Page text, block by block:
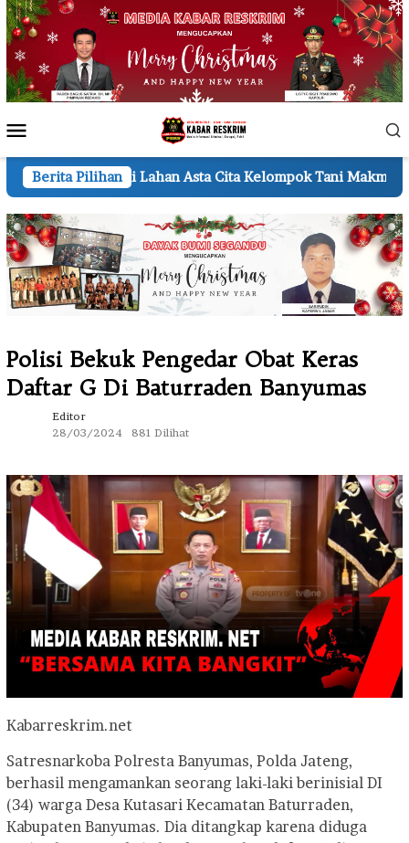
Loncat
ke
konten
Mobile
Berita Pilihan
Asta Cita Kelompok Tani Makmur Jaya Bersama
Polisi Bekuk Pengedar Obat Keras
Daftar G Di Baturraden Banyumas
Editor
28/03/2024
881 Dilihat
Kabarreskrim.net
Satresnarkoba Polresta Banyumas, Polda Jateng,
berhasil mengamankan seorang laki-laki berinisial DI
(34) warga Desa Kutasari Kecamatan Baturraden,
Kabupaten Banyumas. Dia ditangkap karena diduga